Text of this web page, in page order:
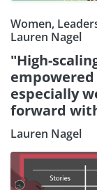
Women,
Lauren Nagel
"High-
especially
forward
Lauren Nagel